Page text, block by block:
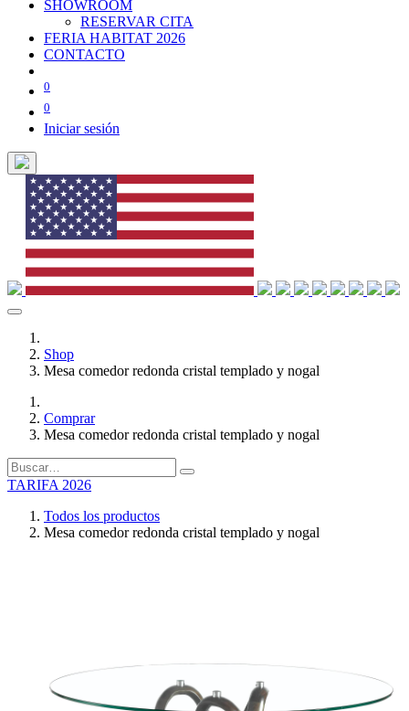
SHOWROOM
RESERVAR CITA
FERIA HABITAT 2026
CONTACTO
0
0
Iniciar sesión
Shop
Mesa comedor redonda cristal templado y nogal
Comprar
Mesa comedor redonda cristal templado y nogal
TARIFA 2026
Todos los productos
Mesa comedor redonda cristal templado y nogal